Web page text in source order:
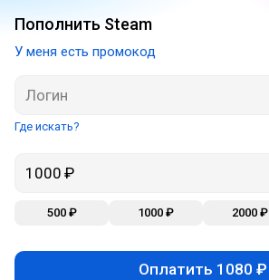
Пополнить Steam
У меня есть промокод
Где искать?
500 ₽ 1000 ₽ 2000 ₽
Оплатить 1080 ₽